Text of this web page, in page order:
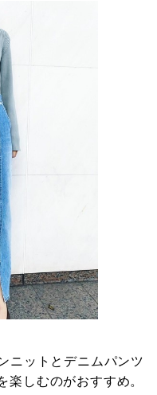
ニットとデニムパンツ
楽しむのがおすすめ。